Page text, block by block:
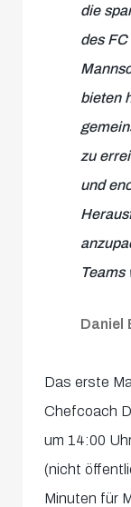
die
des
bieten
zu
und
Teams
Daniel
Das erste
Chefcoach
um 14:00
(nicht
Minuten für